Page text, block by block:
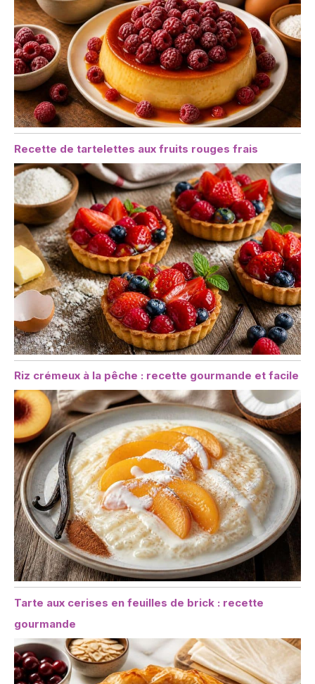
Recette de tartelettes aux fruits rouges frais
Riz crémeux à la pêche : recette gourmande et facile
Tarte aux cerises en feuilles de brick : recette
gourmande